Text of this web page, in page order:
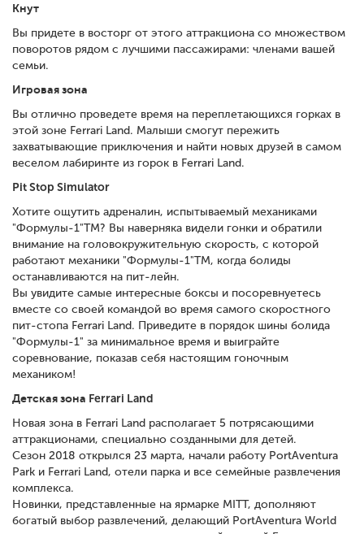
Кнут
Вы придете в восторг от этого аттракциона со множеством
поворотов рядом с лучшими пассажирами: членами вашей
семьи.
Игровая зона
Вы отлично проведете время на переплетающихся горках в
этой зоне Ferrari Land. Малыши смогут пережить
захватывающие приключения и найти новых друзей в самом
веселом лабиринте из горок в Ferrari Land.
Pit Stop Simulator
Хотите ощутить адреналин, испытываемый механиками
"Формулы-1"TM? Вы наверняка видели гонки и обратили
внимание на головокружительную скорость, с которой
работают механики "Формулы-1"TM, когда болиды
останавливаются на пит-лейн.
Вы увидите самые интересные боксы и посоревнуетесь
вместе со своей командой во время самого скоростного
пит-стопа Ferrari Land. Приведите в порядок шины болида
"Формулы-1" за минимальное время и выиграйте
соревнование, показав себя настоящим гоночным
механиком!
Детская зона Ferrari Land
Новая зона в Ferrari Land располагает 5 потрясающими
аттракционами, специально созданными для детей.
Сезон 2018 открылся 23 марта, начали работу PortAventura
Park и Ferrari Land, отели парка и все семейные развлечения
комплекса.
Новинки, представленные на ярмарке MITT, дополняют
богатый выбор развлечений, делающий PortAventura World